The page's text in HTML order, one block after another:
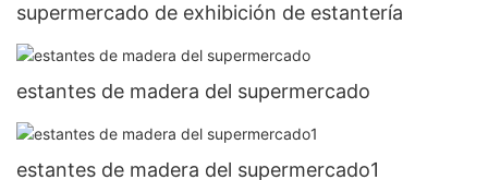
supermercado de exhibición de estantería
estantes de madera del supermercado
estantes de madera del supermercado1